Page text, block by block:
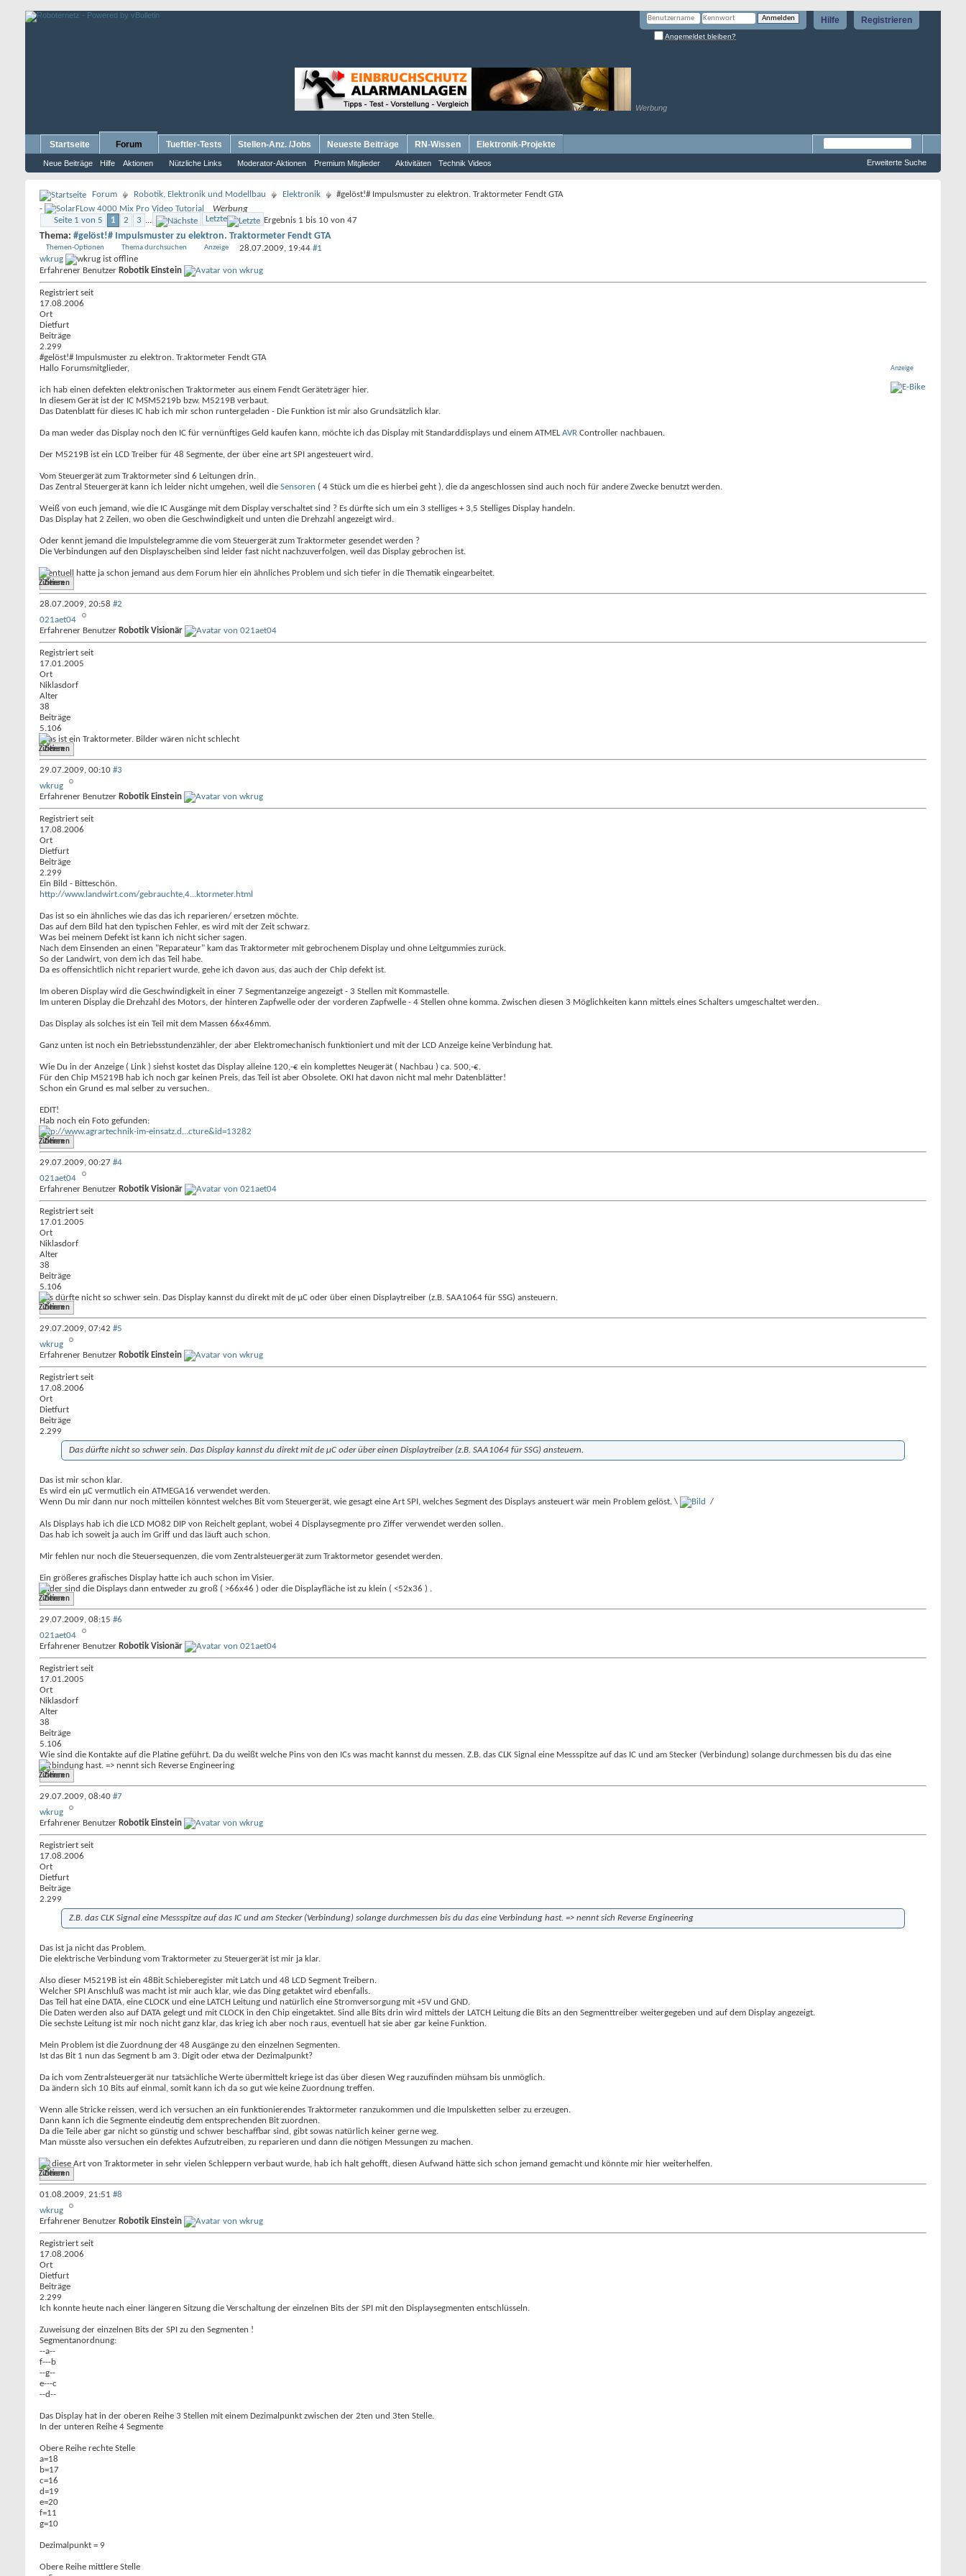
Registrieren
Hilfe
Angemeldet bleiben?
Werbung
Startseite Forum
Neue Beiträge Hilfe Aktionen Nützliche Links Moderator-Aktionen Premium Mitglieder Aktivitäten Technik Videos
Tueftler-Tests Stellen-Anz. /Jobs Neueste Beiträge RN-Wissen Elektronik-Projekte
Erweiterte Suche
Forum Robotik, Elektronik und Modellbau Elektronik
#gelöst!# Impulsmuster zu elektron. Traktormeter Fendt GTA
-
Werbung
Seite 1 von 5
1 2 3 ... Letzte Ergebnis 1 bis 10 von 47
Thema: #gelöst!# Impulsmuster zu elektron. Traktormeter Fendt GTA
Themen-Optionen Thema durchsuchen Anzeige 28.07.2009, 19:44 #1
wkrug
Erfahrener Benutzer Robotik Einstein
Registriert seit
17.08.2006
Ort
Dietfurt
Beiträge
2.299
#gelöst!# Impulsmuster zu elektron. Traktormeter Fendt GTA
Anzeige
Hallo Forumsmitglieder,
ich hab einen defekten elektronischen Traktormeter aus einem Fendt Geräteträger hier.
In diesem Gerät ist der IC MSM5219b bzw. M5219B verbaut.
Das Datenblatt für dieses IC hab ich mir schon runtergeladen - Die Funktion ist mir also Grundsätzlich klar.
Da man weder das Display noch den IC für vernünftiges Geld kaufen kann, möchte ich das Display mit Standarddisplays und einem ATMELAVR Controller nachbauen.
Der M5219B ist ein LCD Treiber für 48 Segmente, der über eine art SPI angesteuert wird.
Vom Steuergerät zum Traktormeter sind 6 Leitungen drin.
Das Zentral Steuergerät kann ich leider nicht umgehen, weil die Sensoren ( 4 Stück um die es hierbei geht ), die da angeschlossen sind auch noch für andere Zwecke benutzt werden.
Weiß von euch jemand, wie die IC Ausgänge mit dem Display verschaltet sind ? Es dürfte sich um ein 3 stelliges + 3,5 Stelliges Display handeln.
Das Display hat 2 Zeilen, wo oben die Geschwindigkeit und unten die Drehzahl angezeigt wird.
Oder kennt jemand die Impulstelegramme die vom Steuergerät zum Traktormeter gesendet werden ?
Die Verbindungen auf den Displayscheiben sind leider fast nicht nachzuverfolgen, weil das Display gebrochen ist.
Eventuell hatte ja schon jemand aus dem Forum hier ein ähnliches Problem und sich tiefer in die Thematik eingearbeitet.
Zitieren
28.07.2009, 20:58 #2
021aet04
Erfahrener Benutzer Robotik Visionär
Registriert seit
17.01.2005
Ort
Niklasdorf
Alter
38
Beiträge
5.106
Was ist ein Traktormeter. Bilder wären nicht schlecht
Zitieren
29.07.2009, 00:10 #3
wkrug
Erfahrener Benutzer Robotik Einstein
Registriert seit
17.08.2006
Ort
Dietfurt
Beiträge
2.299
Ein Bild - Bitteschön.
http://www.landwirt.com/gebrauchte,4...ktormeter.html
Das ist so ein ähnliches wie das das ich reparieren/ ersetzen möchte.
Das auf dem Bild hat den typischen Fehler, es wird mit der Zeit schwarz.
Was bei meinem Defekt ist kann ich nicht sicher sagen.
Nach dem Einsenden an einen "Reparateur" kam das Traktormeter mit gebrochenem Display und ohne Leitgummies zurück.
So der Landwirt, von dem ich das Teil habe.
Da es offensichtlich nicht repariert wurde, gehe ich davon aus, das auch der Chip defekt ist.
Im oberen Display wird die Geschwindigkeit in einer 7 Segmentanzeige angezeigt - 3 Stellen mit Kommastelle.
Im unteren Display die Drehzahl des Motors, der hinteren Zapfwelle oder der vorderen Zapfwelle - 4 Stellen ohne komma. Zwischen diesen 3 Möglichkeiten kann mittels eines Schalters umgeschaltet werden.
Das Display als solches ist ein Teil mit dem Massen 66x46mm.
Ganz unten ist noch ein Betriebsstundenzähler, der aber Elektromechanisch funktioniert und mit der LCD Anzeige keine Verbindung hat.
Wie Du in der Anzeige ( Link ) siehst kostet das Display alleine 120,-€ ein komplettes Neugerät ( Nachbau ) ca. 500,-€.
Für den Chip M5219B hab ich noch gar keinen Preis, das Teil ist aber Obsolete. OKI hat davon nicht mal mehr Datenblätter!
Schon ein Grund es mal selber zu versuchen.
EDIT!
Hab noch ein Foto gefunden:
http://www.agrartechnik-im-einsatz.d...cture&id=13282
Zitieren
29.07.2009, 00:27 #4
021aet04
Erfahrener Benutzer Robotik Visionär
Registriert seit
17.01.2005
Ort
Niklasdorf
Alter
38
Beiträge
5.106
Das dürfte nicht so schwer sein. Das Display kannst du direkt mit de µC oder über einen Displaytreiber (z.B. SAA1064 für SSG) ansteuern.
Zitieren
29.07.2009, 07:42 #5
wkrug
Erfahrener Benutzer Robotik Einstein
Registriert seit
17.08.2006
Ort
Dietfurt
Beiträge
2.299
Das dürfte nicht so schwer sein. Das Display kannst du direkt mit de µC oder über einen Displaytreiber (z.B. SAA1064 für SSG) ansteuern.
Das ist mir schon klar.
Es wird ein µC vermutlich ein ATMEGA16 verwendet werden.
Wenn Du mir dann nur noch mitteilen könntest welches Bit vom Steuergerät, wie gesagt eine Art SPI, welches Segment des Displays ansteuert wär mein Problem gelöst. \
/
Als Displays hab ich die LCD MO82 DIP von Reichelt geplant, wobei 4 Displaysegmente pro Ziffer verwendet werden sollen.
Das hab ich soweit ja auch im Griff und das läuft auch schon.
Mir fehlen nur noch die Steuersequenzen, die vom Zentralsteuergerät zum Traktormetor gesendet werden.
Ein größeres grafisches Display hatte ich auch schon im Visier.
Leider sind die Displays dann entweder zu groß ( >66x46 ) oder die Displayfläche ist zu klein ( <52x36 ) .
Zitieren
29.07.2009, 08:15 #6
021aet04
Erfahrener Benutzer Robotik Visionär
Registriert seit
17.01.2005
Ort
Niklasdorf
Alter
38
Beiträge
5.106
Wie sind die Kontakte auf die Platine geführt. Da du weißt welche Pins von den ICs was macht kannst du messen. Z.B. das CLK Signal eine Messspitze auf das IC und am Stecker (Verbindung) solange durchmessen bis du das eine
Verbindung hast. => nennt sich Reverse Engineering
Zitieren
29.07.2009, 08:40 #7
wkrug
Erfahrener Benutzer Robotik Einstein
Registriert seit
17.08.2006
Ort
Dietfurt
Beiträge
2.299
Z.B. das CLK Signal eine Messspitze auf das IC und am Stecker (Verbindung) solange durchmessen bis du das eine Verbindung hast. => nennt sich Reverse Engineering
Das ist ja nicht das Problem.
Die elektrische Verbindung vom Traktormeter zu Steuergerät ist mir ja klar.
Also dieser M5219B ist ein 48Bit Schieberegister mit Latch und 48 LCD Segment Treibern.
Welcher SPI Anschluß was macht ist mir auch klar, wie das Ding getaktet wird ebenfalls.
Das Teil hat eine DATA, eine CLOCK und eine LATCH Leitung und natürlich eine Stromversorgung mit +5V und GND.
Die Daten werden also auf DATA gelegt und mit CLOCK in den Chip eingetaktet. Sind alle Bits drin wird mittels der LATCH Leitung die Bits an den Segmenttreiber weitergegeben und auf dem Display angezeigt.
Die sechste Leitung ist mir noch nicht ganz klar, das krieg ich aber noch raus, eventuell hat sie aber gar keine Funktion.
Mein Problem ist die Zuordnung der 48 Ausgänge zu den einzelnen Segmenten.
Ist das Bit 1 nun das Segment b am 3. Digit oder etwa der Dezimalpunkt?
Da ich vom Zentralsteuergerät nur tatsächliche Werte übermittelt kriege ist das über diesen Weg rauzufinden mühsam bis unmöglich.
Da ändern sich 10 Bits auf einmal, somit kann ich da so gut wie keine Zuordnung treffen.
Wenn alle Stricke reissen, werd ich versuchen an ein funktionierendes Traktormeter ranzukommen und die Impulsketten selber zu erzeugen.
Dann kann ich die Segmente eindeutig dem entsprechenden Bit zuordnen.
Da die Teile aber gar nicht so günstig und schwer beschaffbar sind, gibt sowas natürlich keiner gerne weg.
Man müsste also versuchen ein defektes Aufzutreiben, zu reparieren und dann die nötigen Messungen zu machen.
Da diese Art von Traktormeter in sehr vielen Schleppern verbaut wurde, hab ich halt gehofft, diesen Aufwand hätte sich schon jemand gemacht und könnte mir hier weiterhelfen.
Zitieren
01.08.2009, 21:51 #8
wkrug
Erfahrener Benutzer Robotik Einstein
Registriert seit
17.08.2006
Ort
Dietfurt
Beiträge
2.299
Ich konnte heute nach einer längeren Sitzung die Verschaltung der einzelnen Bits der SPI mit den Displaysegmenten entschlüsseln.
Zuweisung der einzelnen Bits der SPI zu den Segmenten !
Segmentanordnung:
--a--
f---b
--g--
e---c
--d--
Das Display hat in der oberen Reihe 3 Stellen mit einem Dezimalpunkt zwischen der 2ten und 3ten Stelle.
In der unteren Reihe 4 Segmente
Obere Reihe rechte Stelle
a=18
b=17
c=16
d=19
e=20
f=11
g=10
Dezimalpunkt = 9
Obere Reihe mittlere Stelle